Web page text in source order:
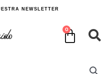
NEWSLETTER
0
Cart